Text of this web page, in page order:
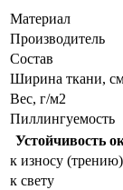
Материал
Производитель
Состав
Ширина ткани,
Вес, г/м2
Пиллингуемость
Устойчивость
к износу (трению)
к свету